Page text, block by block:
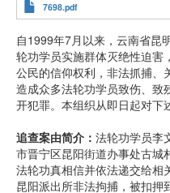
7698.pdf
自1999年7月以来，云南省昆
轮功学员实施群体灭绝性迫害
公民的信仰权利，非法抓捕、
造成众多法轮功学员致伤、致
开犯罪。本组织从即日起对下
追查案由简介： 法轮功学员李
市晋宁区昆阳街道办事处古城
法轮功真相信并依法递交给相
昆阳派出所非法拘捕，被扣